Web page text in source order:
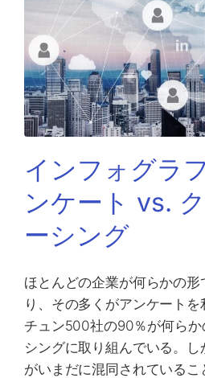
インフォグラ
ンケート vs.
ーシング
ほとんどの企業が何らかの
り、その多くがアンケート
チュン500社の90％が何ら
シングに取り組んでいる。
がいまだに混同されている